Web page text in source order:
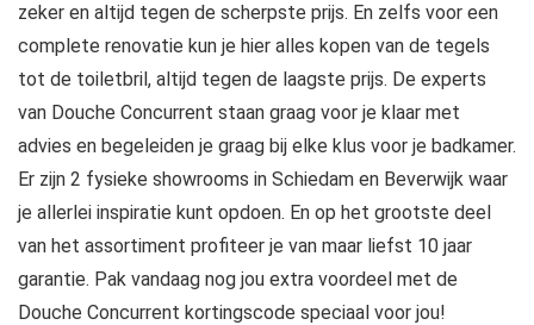
zeker en altijd tegen de scherpste prijs. En zelfs voor een
complete renovatie kun je hier alles kopen van de tegels
tot de toiletbril, altijd tegen de laagste prijs. De experts
van Douche Concurrent staan graag voor je klaar met
advies en begeleiden je graag bij elke klus voor je badkamer.
Er zijn 2 fysieke showrooms in Schiedam en Beverwijk waar
je allerlei inspiratie kunt opdoen. En op het grootste deel
van het assortiment profiteer je van maar liefst 10 jaar
garantie. Pak vandaag nog jou extra voordeel met de
Douche Concurrent kortingscode speciaal voor jou!